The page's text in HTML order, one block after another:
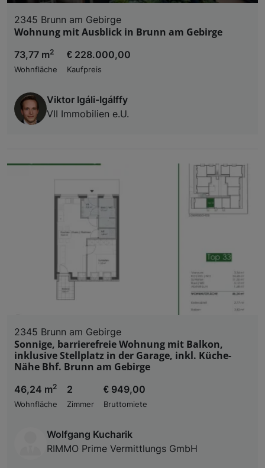
2345 Brunn am Gebirge
Wohnung mit Ausblick in Brunn am Gebirge
73,77 m2
Wohnfläche
€ 228.000,00
Kaufpreis
Viktor Igáli-Igálffy
VII Immobilien e.U.
2345 Brunn am Gebirge
Sonnige, barrierefreie Wohnung mit Balkon,
inklusive Stellplatz in der Garage, inkl. Küche-
Nähe Bhf. Brunn am Gebirge
46,24 m2
Wohnfläche
2
Zimmer
€ 949,00
Bruttomiete
Wolfgang Kucharik
RIMMO Prime Vermittlungs GmbH